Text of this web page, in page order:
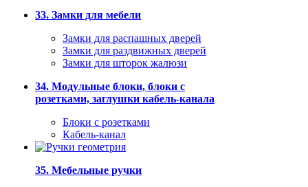
33. Замки для мебели
Замки для распашных дверей
Замки для раздвижных дверей
Замки для шторок жалюзи
34. Модульные блоки, блоки с
розетками, заглушки кабель-канала
Блоки с розетками
Кабель-канал
35. Мебельные ручки